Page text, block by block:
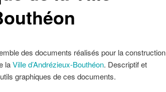
des documents réalisés pour la construction
laVille d’Andrézieux-Bouthéon. Descriptif et
graphiques de ces documents.